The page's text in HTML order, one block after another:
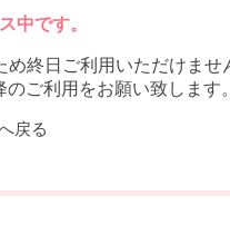
中です。
め終日ご利用いただけませ
ご利用をお願い致します
戻る